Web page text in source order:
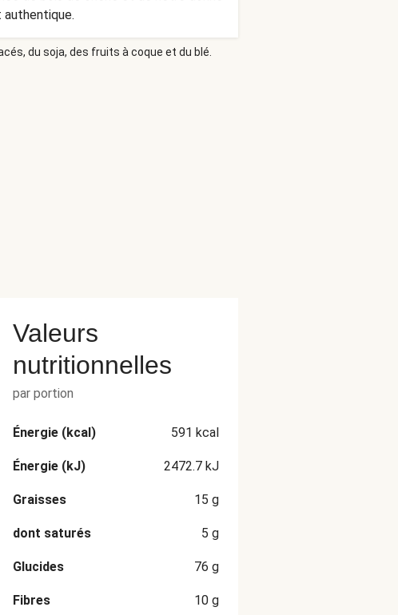
du soja, des fruits à coque et du blé.
Valeurs
nutritionnelles
par portion
Énergie (kcal) 591 kcal
Énergie (kJ) 2472.7 kJ
Graisses 15 g
dont saturés 5 g
Glucides 76 g
Fibres 10 g